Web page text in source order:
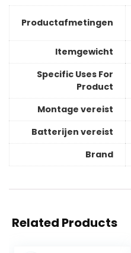
Productafmetingen
Itemgewicht
Specific Uses For
Product
Montage vereist
Batterijen vereist
Brand
Related Products